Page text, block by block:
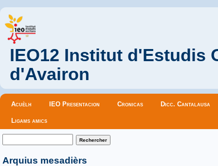
IEO12 Institut d'Estudis
d'Avairon
Menu principal
Acuèlh IEO Presentacion Cronicas Dicc. Cantalausa
Ligams amics
Formulaire de recherche
Arquius mesadièrs